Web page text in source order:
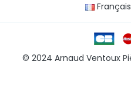
Français
© 2024 Arnaud Ventoux